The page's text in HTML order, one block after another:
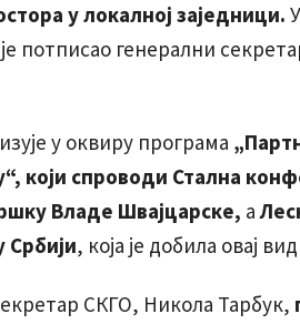
у локалној заједници.
потписао генерални
у оквиру програма
који спроводи Стална
Владе Швајцарске, а
Србији, која је добила овај
СКГО, Никола Тарбук,